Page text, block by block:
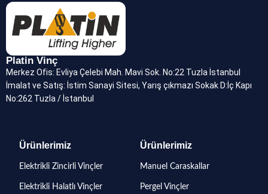
Platin Vinç
Merkez Ofis: Evliya Çelebi Mah. Mavi Sok. No:22 Tuzla İstanbul
İmalat ve Satış: İstim Sanayi Sitesi, Yarış çıkmazı Sokak D:İç Kapı
No:262 Tuzla / İstanbul
Ürünlerimiz
Elektrikli Zincirli Vinçler
Elektrikli Halatlı Vinçler
Ürünlerimiz
Manuel Caraskallar
Pergel Vinçler